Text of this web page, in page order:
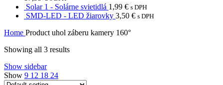
Solar 1 - Solárne svietidlá 1,99 € s DPH
SMD-LED - LED žiarovky 3,50 € s DPH
Home Product uhol záberu kamery 160°
Showing all 3 results
Show sidebar
Show 9 12 18 24